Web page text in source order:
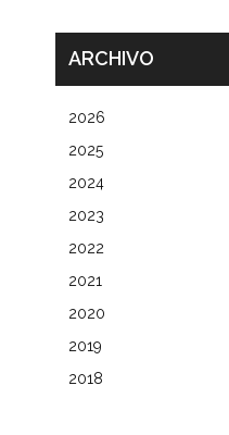
ARCHIVO
2026
2025
2024
2023
2022
2021
2020
2019
2018